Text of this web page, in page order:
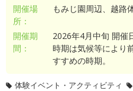
開催場
所：
もみじ園周辺、越
開催期
間：
2026年4月中旬 開催
時期は気候等により
すすめの時期。
体験イベント・アクティビティ